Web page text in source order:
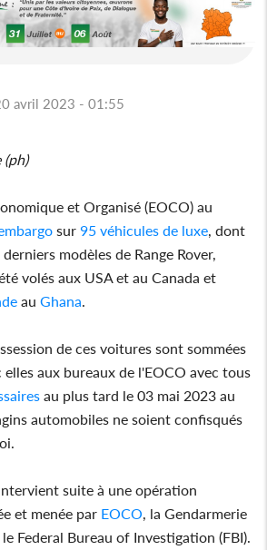
avril 2023 - 01:55
(ph)
et Organisé (EOCO) au
sur 95 véhicules de luxe, dont
modèles de Range Rover,
volés aux USA et au Canada et
auGhana.
de ces voitures sont sommées
elles aux bureaux de l'EOCO avec tous
au plus tard le 03 mai 2023 au
automobiles ne soient confisqués
suite à une opération
et menée par EOCO, la Gendarmerie
Federal Bureau of Investigation (FBI).